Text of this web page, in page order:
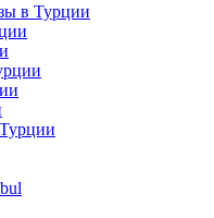
в Турции